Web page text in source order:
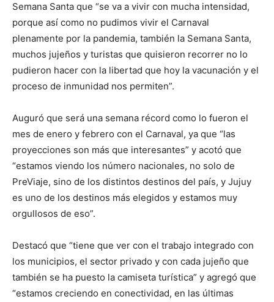
Semana Santa que “se va a vivir con mucha intensidad,
porque así como no pudimos vivir el Carnaval
plenamente por la pandemia, también la Semana Santa,
muchos jujeños y turistas que quisieron recorrer no lo
pudieron hacer con la libertad que hoy la vacunación y el
proceso de inmunidad nos permiten”.
Auguró que será una semana récord como lo fueron el
mes de enero y febrero con el Carnaval, ya que “las
proyecciones son más que interesantes” y acotó que
“estamos viendo los número nacionales, no solo de
PreViaje, sino de los distintos destinos del país, y Jujuy
es uno de los destinos más elegidos y estamos muy
orgullosos de eso”.
Destacó que “tiene que ver con el trabajo integrado con
los municipios, el sector privado y con cada jujeño que
también se ha puesto la camiseta turística” y agregó que
“estamos creciendo en conectividad, en las últimas